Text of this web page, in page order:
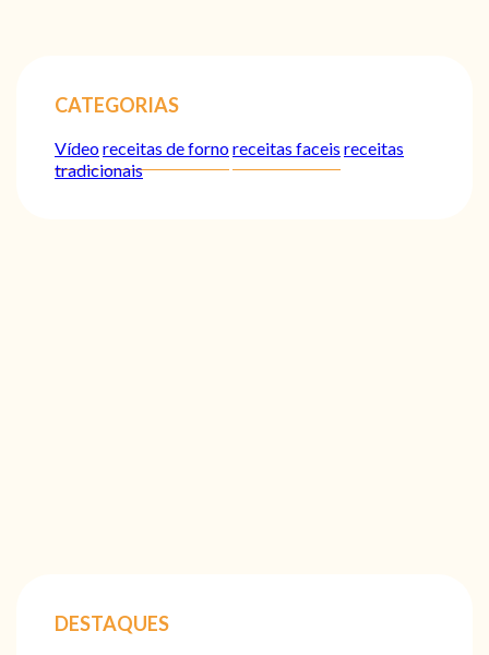
CATEGORIAS
Vídeoreceitas de fornoreceitas faceis receitas
tradicionais
DESTAQUES